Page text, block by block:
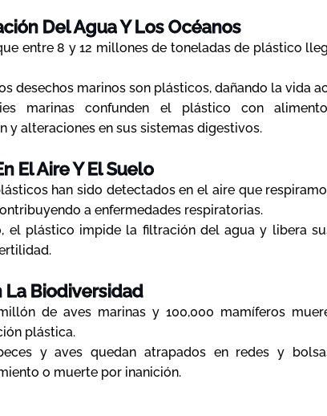
Del Agua Y Los Océanos
entre 8 y 12 millones de toneladas de plástico
desechos marinos son plásticos, dañando la vida
marinas confunden el plástico con
y alteraciones en sus sistemas digestivos.
El Aire Y El Suelo
han sido detectados en el aire que
a enfermedades respiratorias.
el plástico impide la filtración del agua y libera
La Biodiversidad
de aves marinas y 100,000 mamíferos
plástica.
y aves quedan atrapados en redes y
o muerte por inanición.